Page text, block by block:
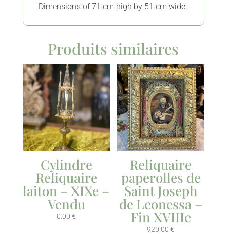
Dimensions of 71 cm high by 51 cm wide.
Produits similaires
Cylindre
Reliquaire
laiton – XIXe –
Vendu
0.00 €
Reliquaire
paperolles de
Saint Joseph
de Leonessa –
Fin XVIIIe
920.00€